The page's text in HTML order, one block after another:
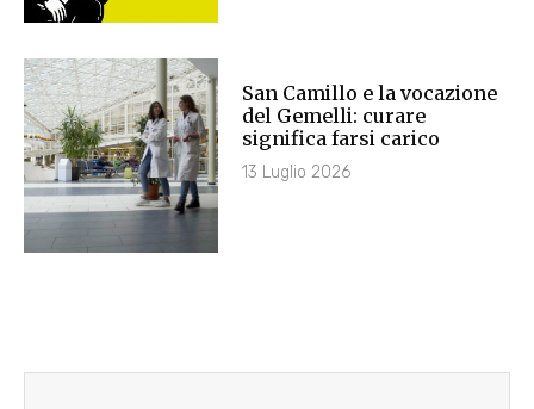
San Camillo e la vocazione
del Gemelli: curare
significa farsi carico
13 Luglio 2026